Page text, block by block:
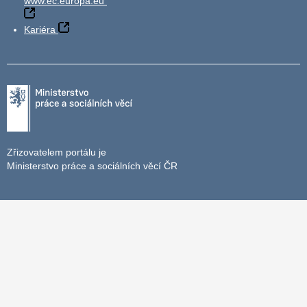
Kariéra
Zřizovatelem portálu je
Ministerstvo práce a sociálních věcí ČR